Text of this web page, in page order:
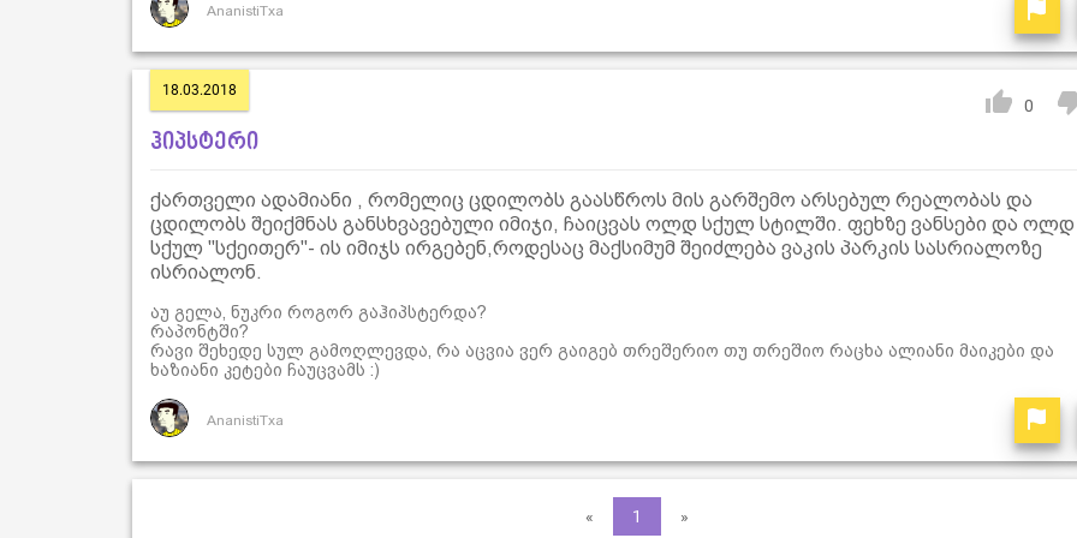
AnanistiTxa
18.03.2018
0
ჰიპსტერი
ქართველი ადამიანი , რომელიც ცდილობს გაასწროს მის გარშემო არსებულ რეალობას და
ცდილობს შეიქმნას განსხვავებული იმიჯი, ჩაიცვას ოლდ სქულ სტილში. ფეხზე ვანსები და ოლდ
სქულ "სქეითერ"- ის იმიჯს ირგებენ,როდესაც მაქსიმუმ შეიძლება ვაკის პარკის სასრიალოზე
ისრიალონ.
აუ გელა, ნუკრი როგორ გაჰიპსტერდა?
რაპონტში?
რავი შეხედე სულ გამოღლევდა, რა აცვია ვერ გაიგებ თრეშერიო თუ თრეშიო რაცხა ალიანი მაიკები და
ხაზიანი კეტები ჩაუცვამს :)
AnanistiTxa
« 1 »